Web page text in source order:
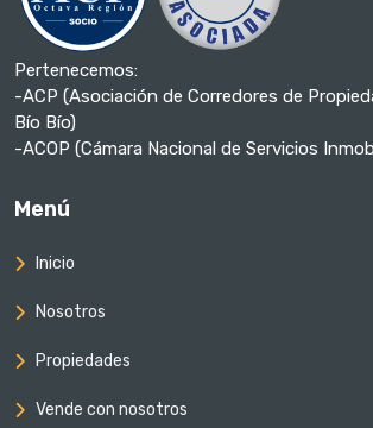
Pertenecemos:
-ACP (Asociación de Corredores de
Bío Bío)
-ACOP (Cámara Nacional de Servicios
Menú
Inicio
Nosotros
Propiedades
Vende con nosotros